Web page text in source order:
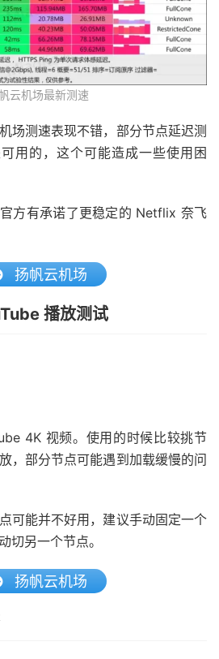
云机场最新测速
场测速表现不错，部分节点延迟测
用的，这个可能造成一些使用困
方有承诺了更稳定的 Netflix 奈飞
扬帆云机场
播放测试
4K 视频。使用的时候比较挑节
，部分节点可能遇到加载缓慢的问
可能并不好用，建议手动固定一个
切另一个节点。
扬帆云机场